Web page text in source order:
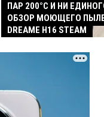
ПАР 200°C И НИ
ОБЗОР МОЮЩЕГО
DREAME H16 STEAM